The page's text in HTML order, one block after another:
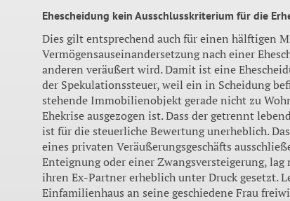
Ehescheidung kein Ausschlusskriterium für die
Dies gilt entsprechend auch für einen hälftigen
Vermögensauseinandersetzung nach einer
anderen veräußert wird. Damit ist eine
der Spekulationssteuer, weil ein in Scheidung
stehende Immobilienobjekt gerade nicht zu
Ehekrise ausgezogen ist. Dass der getrennt
ist für die steuerliche Bewertung unerheblich.
eines privaten Veräußerungsgeschäfts
Enteignung oder einer Zwangsversteigerung,
ihren Ex-Partner erheblich unter Druck gesetzt.
Einfamilienhaus an seine geschiedene Frau